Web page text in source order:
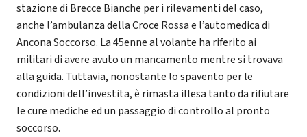
stazione di Brecce Bianche per i rilevamenti del caso,
anche l’ambulanza della Croce Rossa e l’automedica di
Ancona Soccorso. La 45enne al volante ha riferito ai
militari di avere avuto un mancamento mentre si trovava
alla guida. Tuttavia, nonostante lo spavento per le
condizioni dell’investita, è rimasta illesa tanto da rifiutare
le cure mediche ed un passaggio di controllo al pronto
soccorso.